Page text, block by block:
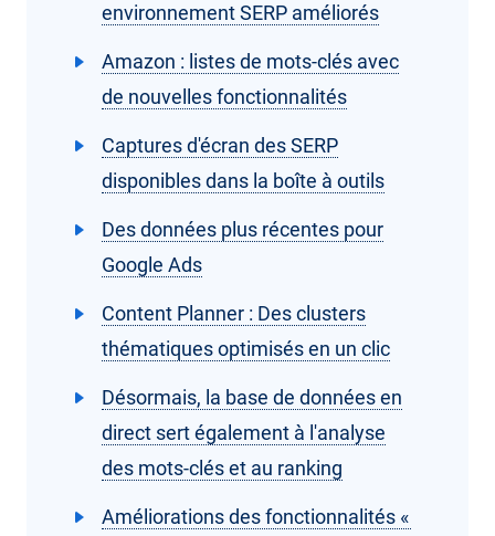
environnement SERP améliorés
Amazon : listes de mots-clés avec
de nouvelles fonctionnalités
Captures d'écran des SERP
disponibles dans la boîte à outils
Des données plus récentes pour
Google Ads
Content Planner : Des clusters
thématiques optimisés en un clic
Désormais, la base de données en
direct sert également à l'analyse
des mots-clés et au ranking
Améliorations des fonctionnalités «